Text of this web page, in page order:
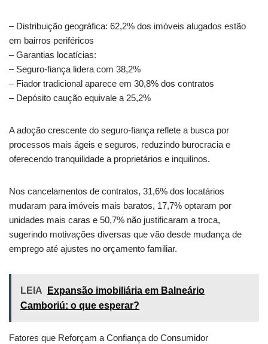
– Distribuição geográfica: 62,2% dos imóveis alugados estão
em bairros periféricos
– Garantias locatícias:
– Seguro-fiança lidera com 38,2%
– Fiador tradicional aparece em 30,8% dos contratos
– Depósito caução equivale a 25,2%
A adoção crescente do seguro-fiança reflete a busca por
processos mais ágeis e seguros, reduzindo burocracia e
oferecendo tranquilidade a proprietários e inquilinos.
Nos cancelamentos de contratos, 31,6% dos locatários
mudaram para imóveis mais baratos, 17,7% optaram por
unidades mais caras e 50,7% não justificaram a troca,
sugerindo motivações diversas que vão desde mudança de
emprego até ajustes no orçamento familiar.
LEIA
Expansão imobiliária em Balneário
Camboriú: o que esperar?
Fatores que Reforçam a Confiança do Consumidor